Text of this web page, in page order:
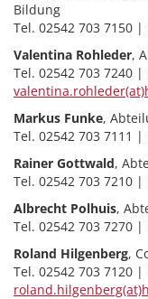
Bildung
Tel. 02542 703 7150 |
Valentina Rohleder,
Tel. 02542 703 7240 |
Markus Funke,
Tel. 02542 703 7111 |
Rainer Gottwald,
Tel. 02542 703 7210 |
Albrecht Polhuis,
Tel. 02542 703 7270 |
Roland Hilgenberg,
Tel. 02542 703 7120 |